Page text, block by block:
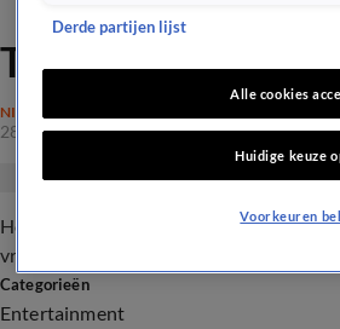
Treehouse of
NIEUWS
28 okt 2017, 11:30
Homer verkoopt zijn ziel aan de duivel.
vreemd wezen. Mr. Burns blijkt een
Categorieën
Entertainment
Derde partijen lijst
Alle cookies
Huidige keuze
Voorkeuren